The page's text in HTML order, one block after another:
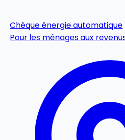
Chèque énergieautomatique
Pour les ménages aux